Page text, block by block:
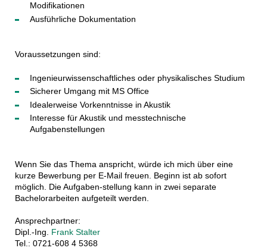
Modifikationen
Ausführliche Dokumentation
Voraussetzungen sind:
Ingenieurwissenschaftliches oder physikalisches Studium
Sicherer Umgang mit MS Office
Idealerweise Vorkenntnisse in Akustik
Interesse für Akustik und messtechnische
Aufgabenstellungen
Wenn Sie das Thema anspricht, würde ich mich über eine
kurze Bewerbung per E-Mail freuen. Beginn ist ab sofort
möglich. Die Aufgaben-stellung kann in zwei separate
Bachelorarbeiten aufgeteilt werden.
Ansprechpartner:
Dipl.-Ing. Frank Stalter
Tel.: 0721-608 4 5368